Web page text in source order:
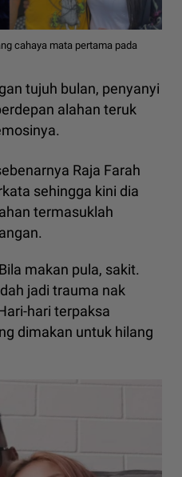
cahaya mata pertama pada
tujuh bulan, penyanyi
alahan teruk
Raja Farah
sehingga kini dia
termasuklah
makan pula, sakit.
jadi trauma nak
hari terpaksa
dimakan untuk hilang